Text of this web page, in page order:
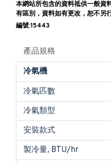
本網站所包含的資料祗供一般資
有區別，資料如有更改，恕不另
編號:15443
產品規格
冷氣機
冷氣匹數
冷氣類型
安裝款式
製冷量, BTU/hr